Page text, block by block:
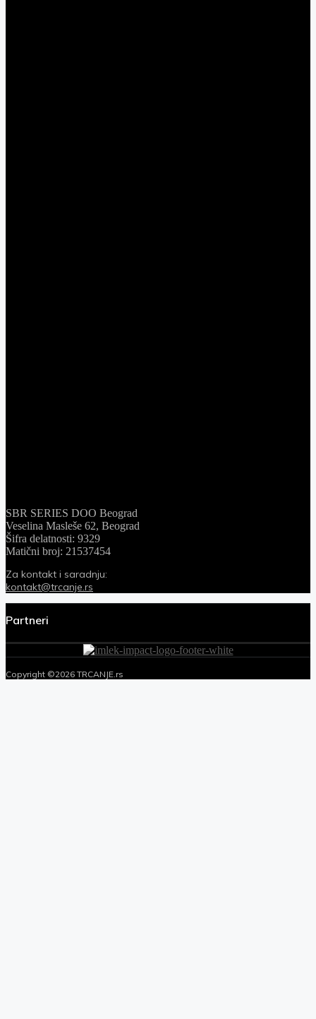
SBR SERIES DOO Beograd
Veselina Masleše 62, Beograd
Šifra delatnosti: 9329
Matični broj: 21537454
Za kontakt i saradnju:
kontakt@trcanje.rs
Partneri
Copyright ©2026 TRCANJE.rs